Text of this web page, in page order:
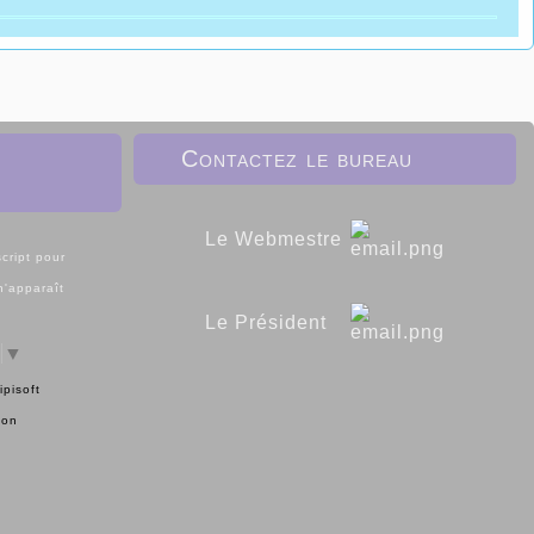
pour
▼
Contactez le bureau
Le Webmestre
Le Président